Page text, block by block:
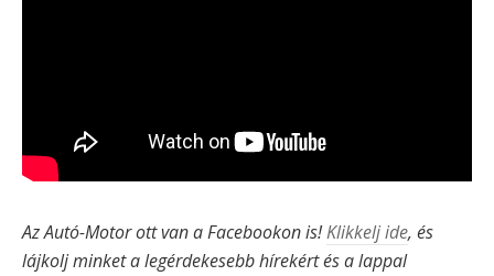
Az Autó-Motor ott van a Facebookon is!Klikkelj ide, és
lájkolj minket a legérdekesebb hírekért és a lappal